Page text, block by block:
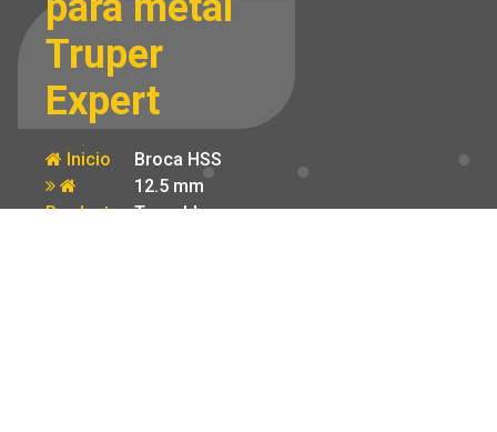
Truper
Expert
Inicio
Producto
Broca HSS
12.5 mm
Trugold para